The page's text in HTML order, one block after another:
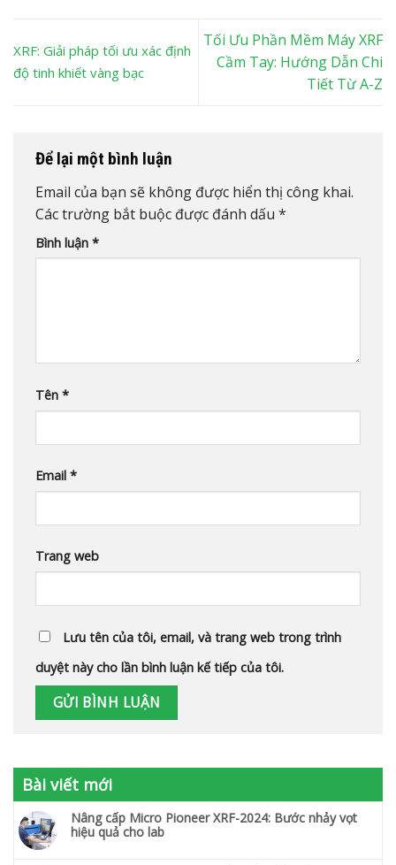
XRF: Giải pháp tối ưu xác định
độ tinh khiết vàng bạc
Tối Ưu Phần Mềm Máy XRF
Cầm Tay: Hướng Dẫn Chi
Tiết Từ A-Z
Để lại một bình luận
Email của bạn sẽ không được hiển thị công khai.
Các trường bắt buộc được đánh dấu *
Bình luận *
Tên *
Email *
Trang web
Lưu tên của tôi, email, và trang web trong trình
duyệt này cho lần bình luận kế tiếp của tôi.
Bài viết mới
Nâng cấp Micro Pioneer XRF-2024: Bước nhảy vọt
hiệu quả cho lab